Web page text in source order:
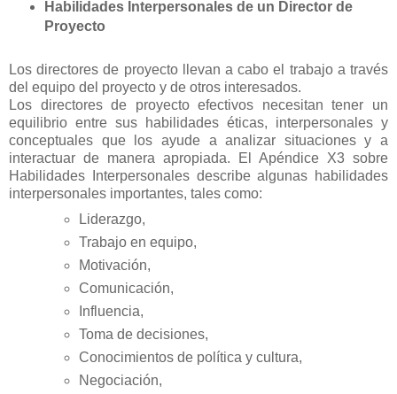
Habilidades Interpersonales de un Director de
Proyecto
Los directores de proyecto llevan a cabo el trabajo a través
del equipo del proyecto y de otros interesados.
Los directores de proyecto efectivos necesitan tener un
equilibrio entre sus habilidades éticas, interpersonales y
conceptuales que los ayude a analizar situaciones y a
interactuar de manera apropiada. El Apéndice X3 sobre
Habilidades Interpersonales describe algunas habilidades
interpersonales importantes, tales como:
Liderazgo,
Trabajo en equipo,
Motivación,
Comunicación,
Influencia,
Toma de decisiones,
Conocimientos de política y cultura,
Negociación,